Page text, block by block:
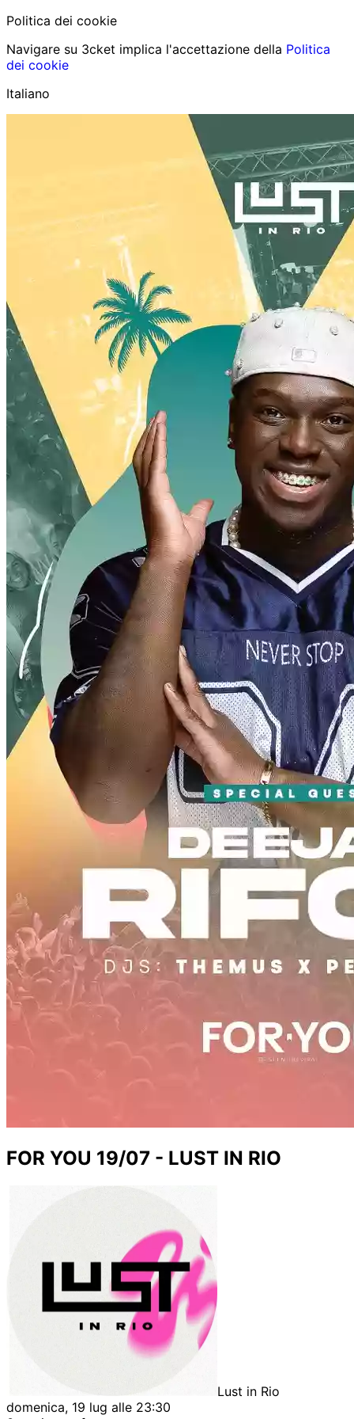
Politica dei cookie
Navigare su 3cket implica l'accettazione della Politica
dei cookie
Italiano
FOR YOU 19/07 - LUST IN RIO
Lust in Rio
domenica, 19 lug alle 23:30